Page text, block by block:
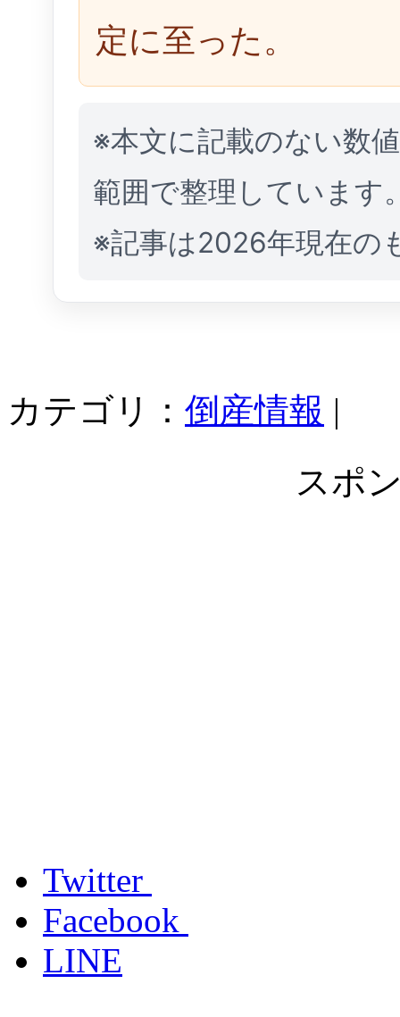
定に至った。
※本文に記載のない数
範囲で整理しています
※記事は2026年現在の
カテゴリ： 倒産情報 |
スポ
Twitter
Facebook
LINE